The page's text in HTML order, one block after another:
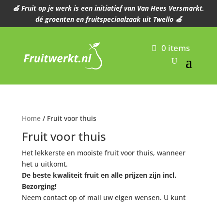
🍏 Fruit op je werk is een initiatief van Van Hees Versmarkt,
dé groenten en fruitspeciaalzaak uit Twello 🍏
0 items
Home/ Fruit voor thuis
Fruit voor thuis
Het lekkerste en mooiste fruit voor thuis, wanneer
het u uitkomt.
De beste kwaliteit fruit en alle prijzen zijn incl.
Bezorging!
Neem contact op of mail uw eigen wensen. U kunt